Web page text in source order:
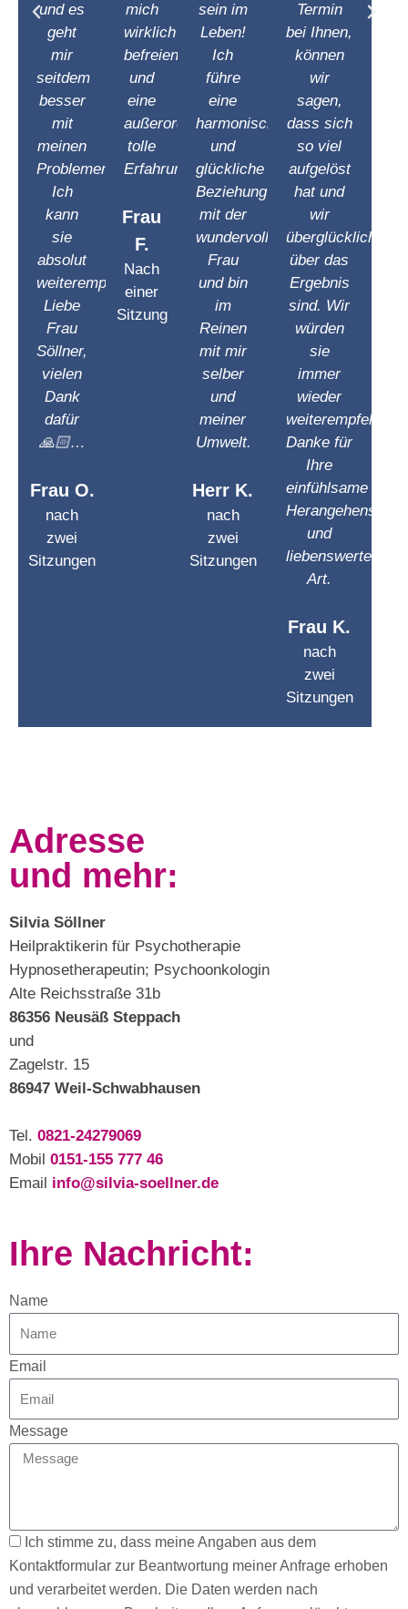
und es
geht
mir
seitdem
besser
mit
meinen
Problemen.
Ich
kann
sie
absolut
weiterempfehlen.
Liebe
Frau
Söllner,
vielen
Dank
dafür
🙏🏻…
Frau O.
nach
zwei
Sitzungen
mich
wirklich
befreiend
und
eine
außerordentlich
tolle
Erfahrung.
Frau
F.
Nach
einer
Sitzung
sein im
Leben!
Ich
führe
eine
harmonische
und
glückliche
Beziehung
mit der
wundervollsten
Frau
und bin
im
Reinen
mit mir
selber
und
meiner
Umwelt.
Herr K.
nach
zwei
Sitzungen
Termin
bei Ihnen,
können
wir
sagen,
dass sich
so viel
aufgelöst
hat und
wir
überglücklich
über das
Ergebnis
sind. Wir
würden
sie
immer
wieder
weiterempfehlen.
Danke für
Ihre
einfühlsame
und
liebenswerte
Art.
Frau K.
nach
zwei
Sitzungen
Adresse
und mehr:
Silvia Söllner
Heilpraktikerin für Psychotherapie
Hypnosetherapeutin; Psychoonkologin
Alte Reichsstraße 31b
86356 Neusäß Steppach
und
Zagelstr. 15
86947 Weil-Schwabhausen
Tel. 0821-24279069
Mobil 0151-155 777 46
Email info@silvia-soellner.de
Ihre Nachricht:
Name
Email
Message
Ich stimme zu, dass meine Angaben aus dem
Kontaktformular zur Beantwortung meiner Anfrage erhoben
und verarbeitet werden. Die Daten werden nach